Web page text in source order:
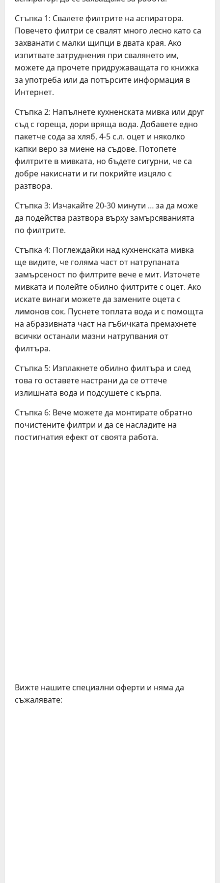
Стъпка 1: Свалете филтрите на аспиратора.
Повечето филтри се свалят много лесно като са
захванати с малки щипци в двата края. Ако
изпитвате затруднения при свалянето им,
можете да прочете придружаващата го книжка
за употреба или да потърсите информация в
Интернет.
Стъпка 2: Напълнете кухненската мивка или друг
съд с гореща, дори вряща вода. Добавете едно
пакетче сода за хляб, 4-5 с.л. оцет и няколко
капки веро за миене на съдове. Потопете
филтрите в мивката, но бъдете сигурни, че са
добре накиснати и ги покрийте изцяло с
разтвора.
Стъпка 3: Изчакайте 20-30 минути … за да може
да подейства разтвора върху замърсяванията
по филтрите.
Стъпка 4: Поглеждайки над кухненската мивка
ще видите, че голяма част от натрупаната
замърсеност по филтрите вече е мит. Източете
мивката и полейте обилно филтрите с оцет. Ако
искате винаги можете да замените оцета с
лимонов сок. Пуснете топлата вода и с помощта
на абразивната част на гъбичката премахнете
всички останали мазни натрупвания от
филтъра.
Стъпка 5: Изплакнете обилно филтъра и след
това го оставете настрани да се оттече
излишната вода и подсушете с кърпа.
Стъпка 6: Вече можете да монтирате обратно
почистените филтри и да се насладите на
постигнатия ефект от своята работа.
Вижте нашите специални оферти и няма да
съжалявате: